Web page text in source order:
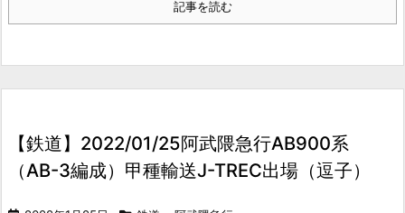
記事を読む
【鉄道】2022/01/25阿武隈急行AB900系
（AB-3編成）甲種輸送J-TREC出場（逗子）